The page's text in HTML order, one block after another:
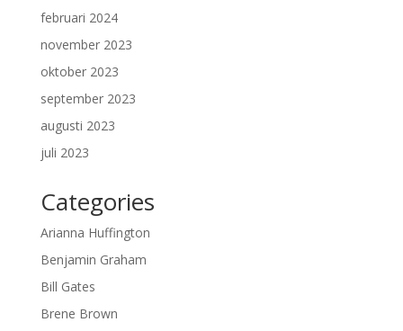
februari 2024
november 2023
oktober 2023
september 2023
augusti 2023
juli 2023
Categories
Arianna Huffington
Benjamin Graham
Bill Gates
Brene Brown